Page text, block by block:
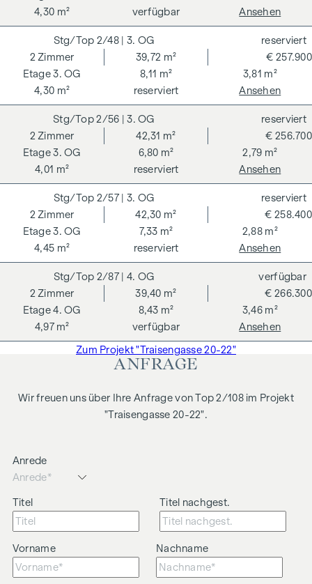
4,30 m²
verfügbar Ansehen
2/48 | 3. OG
3. OG
2 Zimmer
39,72 m²
8,11 m²
3,81 m²
4,30 m²
€ 257.900
reserviert
reserviert
Ansehen
2/56 | 3. OG
3. OG
2 Zimmer
42,31 m²
6,80 m²
2,79 m²
4,01 m²
€ 256.700
reserviert
reserviert
Ansehen
2/57 | 3. OG
3. OG
2 Zimmer
42,30 m²
7,33 m²
2,88 m²
4,45 m²
€ 258.400
reserviert
reserviert
Ansehen
2/87 | 4. OG
4. OG
2 Zimmer
39,40 m²
8,43 m²
3,46 m²
4,97 m²
€ 266.300
verfügbar
verfügbar
Ansehen
Zum Projekt "Traisengasse 20-22"
ANFRAGE
Wir freuen uns über Ihre Anfrage von Top 2/108 im Projekt
"Traisengasse 20-22".
Anrede
Titel Titel nachgest.
Vorname Nachname